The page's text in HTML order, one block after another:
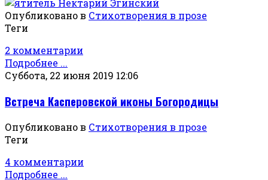
Опубликовано в Стихотворения в прозе
Теги
2 комментарии
Подробнее ...
Суббота, 22 июня 2019 12:06
Встреча Касперовской иконы Богородицы
Опубликовано в Стихотворения в прозе
Теги
4 комментарии
Подробнее ...